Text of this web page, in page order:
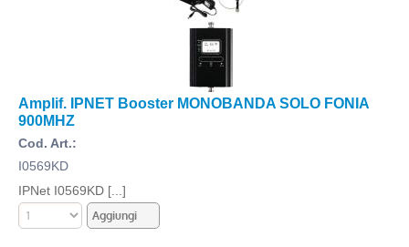
Amplif. IPNET Booster MONOBANDA SOLO FONIA
900MHZ
Cod. Art.:
I0569KD
IPNet I0569KD [...]